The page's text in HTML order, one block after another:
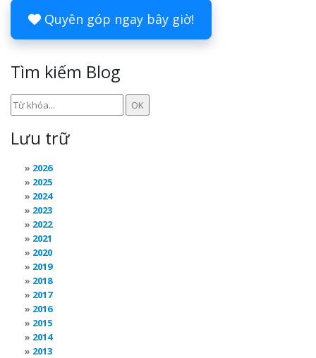
Quyên góp ngay bây giờ!
Tìm kiếm Blog
Lưu trữ
2026
2025
2024
2023
2022
2021
2020
2019
2018
2017
2016
2015
2014
2013